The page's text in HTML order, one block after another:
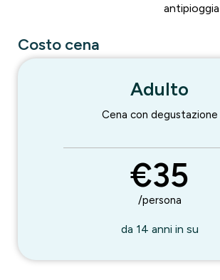
antipioggia
Costo cena
Adulto
Cena con degustazione
€35
/persona
da 14 anni in su